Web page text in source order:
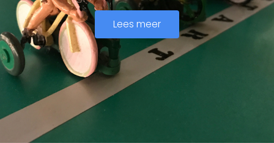
Lees meer